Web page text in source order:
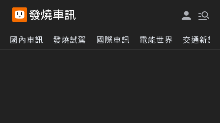
國內車訊 發燒試駕 國際車訊 電能世界 交通新訊